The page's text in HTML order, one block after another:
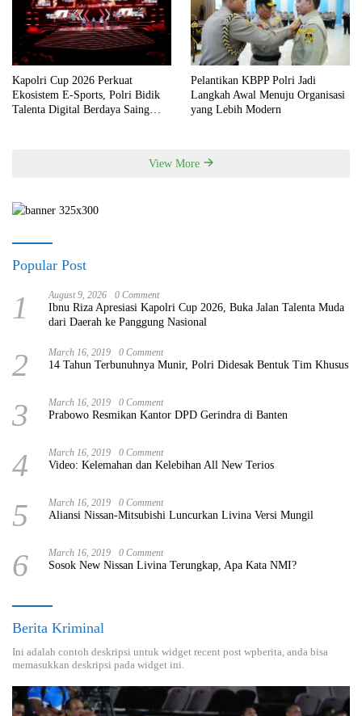
Kapolri Cup 2026 Perkuat
Ekosistem E-Sports, Polri Bidik
Talenta Digital Berdaya Saing
Pelantikan KBPP Polri Jadi
Langkah Awal Menuju Organisasi
yang Lebih Modern
View More
Popular Post
1 August 9, 2026 0 Comment
Ibnu Riza Apresiasi Kapolri Cup 2026, Buka Jalan Talenta Muda
dari Daerah ke Panggung Nasional
2 March 16, 2019 0 Comment
14 Tahun Terbunuhnya Munir, Polri Didesak Bentuk Tim Khusus
3 March 16, 2019 0 Comment
Prabowo Resmikan Kantor DPD Gerindra di Banten
4 March 16, 2019 0 Comment
Video: Kelemahan dan Kelebihan All New Terios
5 March 16, 2019 0 Comment
Aliansi Nissan-Mitsubishi Luncurkan Livina Versi Mungil
6 March 16, 2019 0 Comment
Sosok New Nissan Livina Terungkap, Apa Kata NMI?
Berita Kriminal
Ini adalah contoh deskripsi untuk widget recent post wpberita, anda bisa
memasukkan deskripsi pada widget ini.